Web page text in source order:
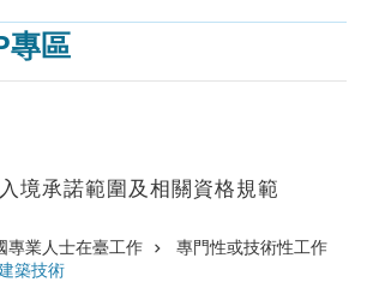
專區
境承諾範圍及相關資格規範
專業人士在臺工作
專門性或技術性工作
築技術